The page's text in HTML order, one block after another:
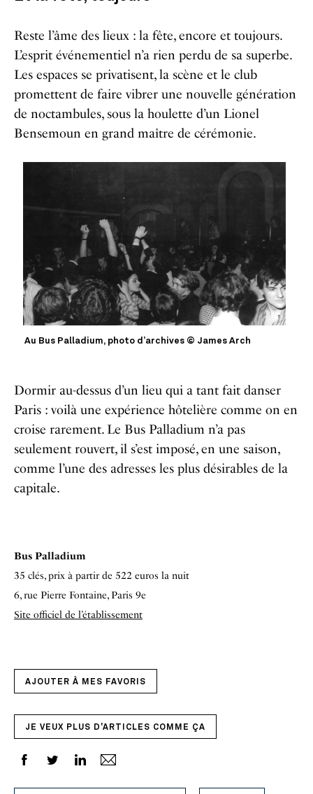
Reste l’âme des lieux : la fête, encore et toujours.
L’esprit événementiel n’a rien perdu de sa superbe.
Les espaces se privatisent, la scène et le club
promettent de faire vibrer une nouvelle génération
de noctambules, sous la houlette d’un Lionel
Bensemoun en grand maître de cérémonie.
Au Bus Palladium, photo d’archives © James Arch
Dormir au-dessus d’un lieu qui a tant fait danser
Paris : voilà une expérience hôtelière comme on en
croise rarement. Le Bus Palladium n’a pas
seulement rouvert, il s’est imposé, en une saison,
comme l’une des adresses les plus désirables de la
capitale.
Bus Palladium
35 clés, prix à partir de 522 euros la nuit
6, rue Pierre Fontaine, Paris 9e
Site officiel de l’établissement
AJOUTER À MES FAVORIS
JE VEUX PLUS D'ARTICLES COMME ÇA